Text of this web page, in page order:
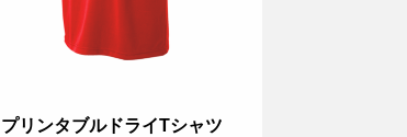
プリンタブルドライTシャツ